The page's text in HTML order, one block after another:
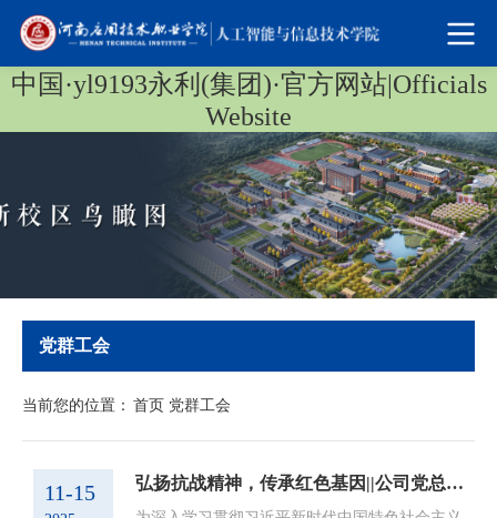
中国·yl9193永利(集团)·官方网站|Officials
Website
党群工会
当前您的位置： 首页 党群工会
11-15 弘扬抗战精神，传承红色基因||公司党总支书记崔琳为入党积极分子讲授专题党课